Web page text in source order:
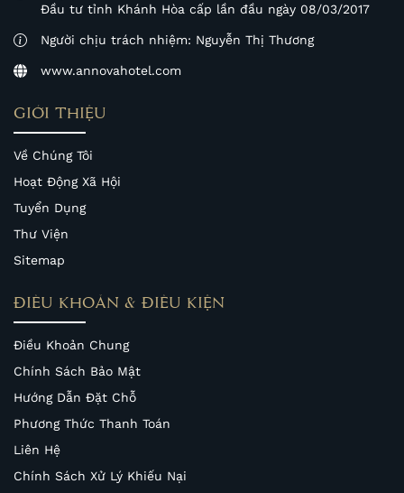
Đầu tư tỉnh Khánh Hòa cấp lần đầu ngày 08/03/2017
Người chịu trách nhiệm: Nguyễn Thị Thương
www.annovahotel.com
GIỚI THIỆU
Về Chúng Tôi
Hoạt Động Xã Hội
Tuyển Dụng
Thư Viện
Sitemap
ĐIỀU KHOẢN & ĐIỀU KIỆN
Điều Khoản Chung
Chính Sách Bảo Mật
Hướng Dẫn Đặt Chỗ
Phương Thức Thanh Toán
Liên Hệ
Chính Sách Xử Lý Khiếu Nại